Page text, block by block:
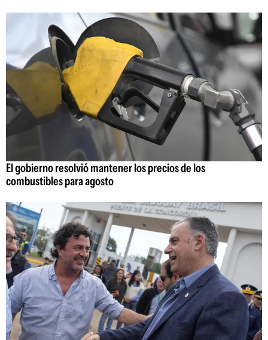
El gobierno resolvió mantener los precios de los
combustibles para agosto